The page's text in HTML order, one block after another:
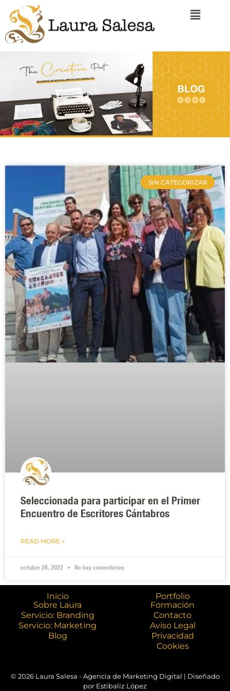
SIN CATEGORIZAR
Seleccionada para participar en el Primer
Encuentro de Escritores Cántabros
READ MORE »
octubre 28, 2022 No hay comentarios
Inicio
Sobre Laura
Servicio: Branding
Servicio: Marketing
Blog
Portfolio
Formación
Contacto
Aviso Legal
Privacidad
Cookies
© 2026 Laura Salesa - Agencia de Marketing Digital | Diseñado
por Estibaliz López